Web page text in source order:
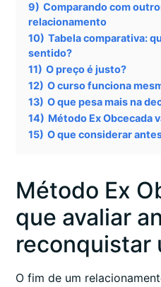
9) Comparando com
relacionamento
10) Tabela comparativa:
sentido?
11) O preço é justo?
12) O curso funciona
13) O que pesa mais na
14) Método Ex Obcecada
15) O que considerar
Método Ex
que avaliar
reconquistar
O fim de um